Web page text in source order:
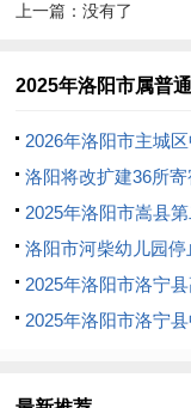
上一篇：没有了
2025年洛阳市属普
招生政策公布相关
2026年洛阳市主城
录取控制线
洛阳将改扩建36所
校，推进3所高中建
2025年洛阳市嵩县
学高一新生报到须知
洛阳市河柴幼儿园停
告2025年洛阳市洛宁
中招高中录取分数线
2025年洛阳市洛宁